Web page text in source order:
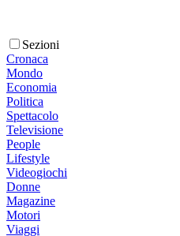
Sezioni
Cronaca
Mondo
Economia
Politica
Spettacolo
Televisione
People
Lifestyle
Videogiochi
Donne
Magazine
Motori
Viaggi